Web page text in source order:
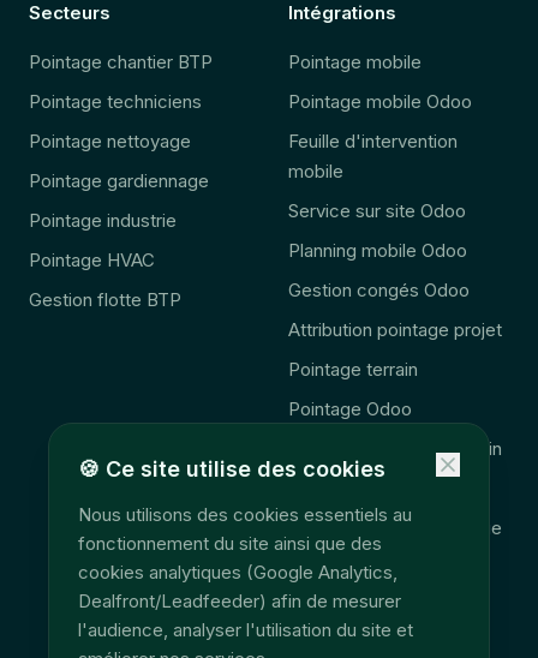
Secteurs
Pointage chantier BTP
Pointage techniciens
Pointage nettoyage
Pointage gardiennage
Pointage industrie
Pointage HVAC
Gestion flotte BTP
Intégrations
Pointage mobile
Pointage mobile Odoo
Feuille d'intervention
mobile
Service sur site Odoo
Planning mobile Odoo
Gestion congés Odoo
Attribution pointage projet
Pointage terrain
Pointage Odoo
Complément Odoo terrain
Consolidation télématique
Accès données terrain
EU Data Act
🍪 Ce site utilise des cookies
Nous utilisons des cookies essentiels au
fonctionnement du site ainsi que des
cookies analytiques (Google Analytics,
Dealfront/Leadfeeder) afin de mesurer
l'audience, analyser l'utilisation du site et